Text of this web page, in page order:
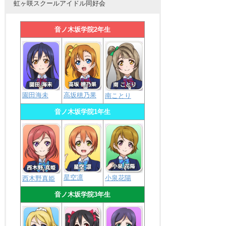
虹ヶ咲スクールアイドル同好会
音ノ木坂学院2年生
園田海未 高坂穂乃果 南ことり
音ノ木坂学院1年生
西木野真姫 星空凛 小泉花陽
音ノ木坂学院3年生